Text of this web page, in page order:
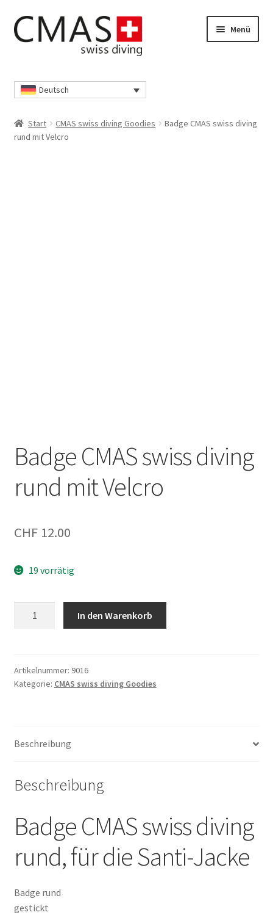
Zur
Navigation
Zum
Inhalt
Menü
Ihr Konto
Deutsch
Start CMAS swiss diving Goodies
Badge CMAS swiss diving
rund mit Velcro
Badge CMAS swiss diving
rund mit Velcro
CHF12.00
19 vorrätig
rund
mit
In den Warenkorb
Artikelnummer: 9016
Kategorie: CMAS swiss diving Goodies
Beschreibung
Beschreibung
Badge CMAS swiss diving
rund, für die Santi-Jacke
Badge rund
gestickt